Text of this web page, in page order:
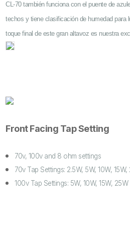
CL-70 también funciona con el puente de
techos y tiene clasificación de humedad para
toque final de este gran altavoz es nuestra
Front Facing Tap Setting
70v, 100v and 8 ohm settings
70v Tap Settings: 2.5W, 5W, 10W, 15W,
100v Tap Settings: 5W, 10W, 15W, 25W